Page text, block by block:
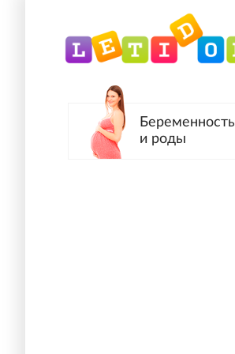
Беременность
и роды